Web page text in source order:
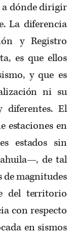
a dónde dirigir
La diferencia
y Registro
es que ellos
y que es
ni su
diferentes. El
estaciones en
estados sin
de tal
de magnitudes
del territorio
con respecto
en sismos